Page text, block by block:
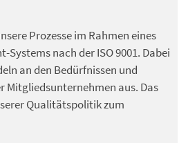
Prozesse im Rahmen eines
nach der ISO 9001. Dabei
an den Bedürfnissen und
Mitgliedsunternehmen aus. Das
Qualitätspolitik zum